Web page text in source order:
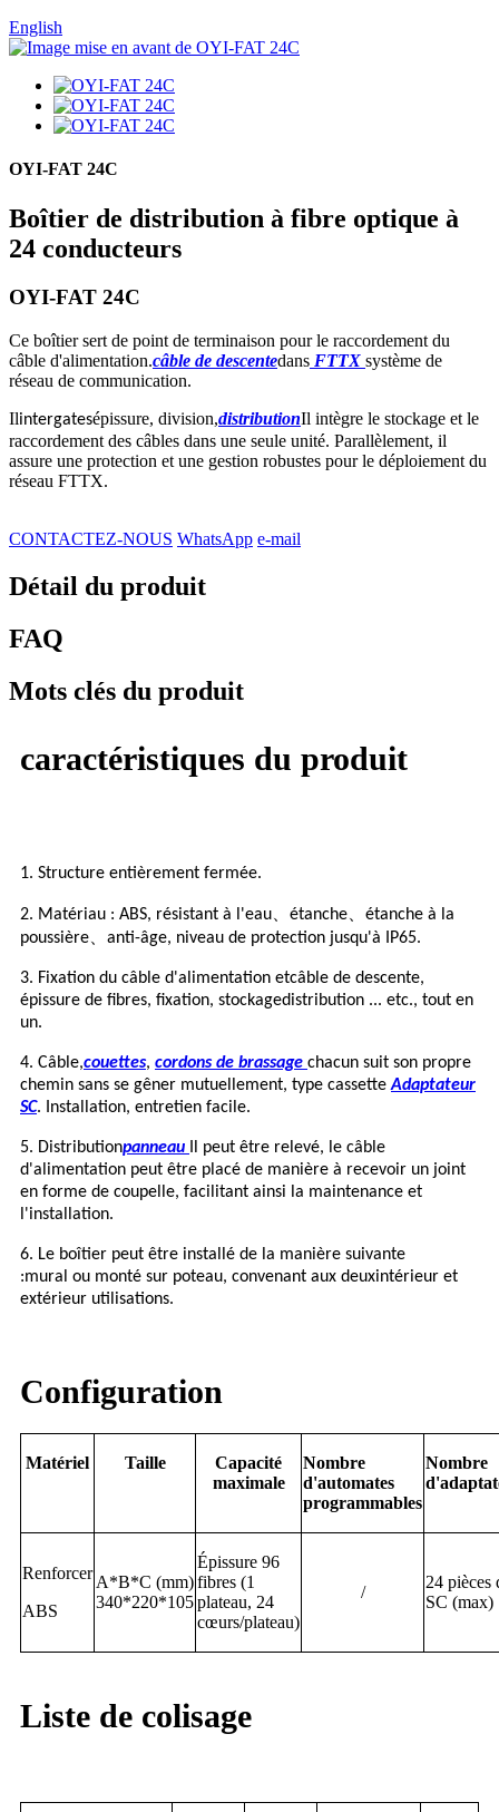
English
OYI-FAT 24C
Boîtier de distribution à fibre optique à
24 conducteurs
OYI-FAT 24C
Ce boîtier sert de point de terminaison pour le raccordement du
câble d'alimentation.câble de descentedans FTTX système de
réseau de communication.
Ilintergatesépissure, division,distributionIl intègre le stockage et le
raccordement des câbles dans une seule unité. Parallèlement, il
assure une protection et une gestion robustes pour le déploiement du
réseau FTTX.
CONTACTEZ-NOUS WhatsApp e-mail
Détail du produit
FAQ
Mots clés du produit
caractéristiques du produit
1. Structure entièrement fermée.
2. Matériau : ABS, résistant à l'eau étanche
étanche à la
poussière
anti-âge, niveau de protection jusqu'à IP65.
3. Fixation du câble d'alimentation etcâble de descente,
épissure de fibres, fixation, stockagedistribution ... etc., tout en
un.
4. Câble,couettes, cordons de brassage chacun suit son propre
chemin sans se gêner mutuellement, type cassette Adaptateur
SC. Installation, entretien facile.
5. Distributionpanneau
Il peut être relevé, le câble
d'alimentation peut être placé de manière à recevoir un joint
en forme de coupelle, facilitant ainsi la maintenance et
l'installation.
6. Le boîtier peut être installé de la manière suivante
:mural ou monté sur poteau, convenant aux deuxintérieur et
extérieur utilisations.
Configuration
Matériel Taille
Capacité
maximale
Nombre
d'automates
programmables
Nombre
Renforcer
ABS
A*B*C (mm)
340*220*105
Épissure 96
fibres (1
plateau, 24
cœurs/plateau)
/
24 pièces
SC (max)
Liste de colisage